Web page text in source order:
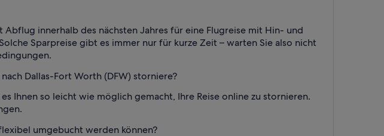
innerhalb des nächsten Jahres für eine Flugreise mit Hin- und
Sparpreise gibt es immer nur für kurze Zeit – warten Sie also nicht
Dallas-Fort Worth (DFW) storniere?
Ihnen so leicht wie möglich gemacht, Ihre Reise online zu stornieren.
umgebucht werden können?